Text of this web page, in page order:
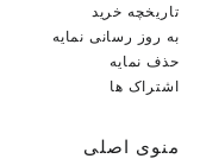
تاریخچه خرید
به روز رسانی نمایه
حذف نمایه
اشتراک ها
منوی اصلی